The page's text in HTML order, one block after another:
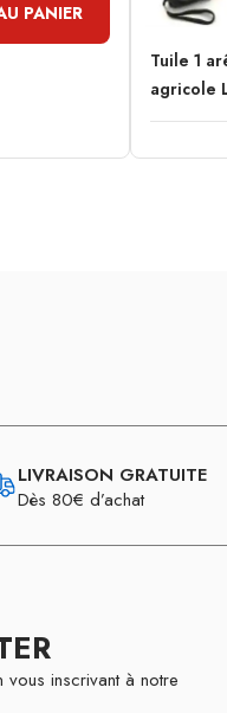
PANIER
Tuile 1
agricole
LIVRAISON GRATUITE
Dès 80€ d’achat
inscrivant à notre